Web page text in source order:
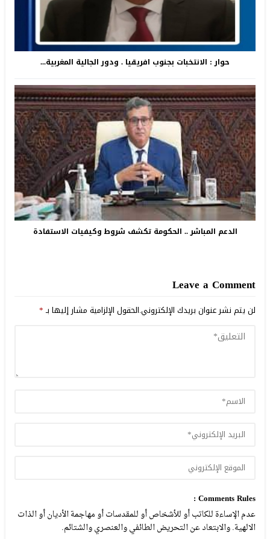
حوار : الانتخبات بجنوب افريقيا . ودور الجالية المغربية...
الدعم المباشر .. الحكومة تكشف شروط وكيفيات الاستفادة
Leave a Comment
لن يتم نشر عنوان بريدك الإلكتروني.الحقول الإلزامية مشار إليها بـ*
Comments Rules :
عدم الإساءة للكاتب أو للأشخاص أو للمقدسات أو مهاجمة الأديان أو الذات
الالهية. والابتعاد عن التحريض الطائفي والعنصري والشتائم.